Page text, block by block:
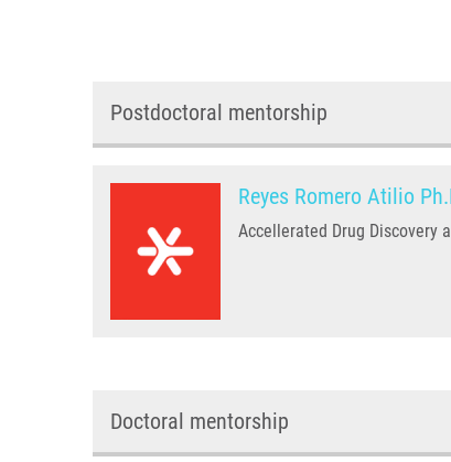
Postdoctoral mentorship
Reyes Romero Atilio
Accellerated Drug Discovery
Doctoral mentorship